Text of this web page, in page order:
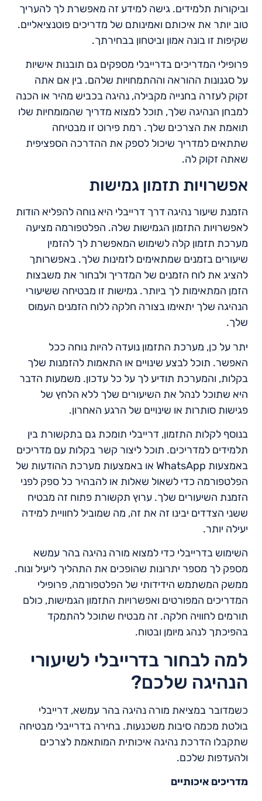
וביקורות תלמידים. גישה למידע זה מאפשרת לך להעריך
טוב יותר את איכותם ואמינותם של מדריכים פוטנציאליים.
שקיפות זו בונה אמון וביטחון בבחירתך.
פרופילי המדריכים בדרייבלי מספקים גם תובנות אישיות
על סגנונות ההוראה וההתמחויות שלהם. בין אם אתה
זקוק לעזרה בחנייה מקבילה, נהיגה בכביש מהיר או הכנה
למבחן הנהיגה שלך, תוכל למצוא מדריך שהמומחיות שלו
תואמת את הצרכים שלך. רמת פירוט זו מבטיחה
שתתאים למדריך שיכול לספק את ההדרכה הספציפית
שאתה זקוק לה.
אפשרויות תזמון גמישות
הזמנת שיעור נהיגה דרך דרייבלי היא נוחה להפליא הודות
לאפשרויות התזמון הגמישות שלה. הפלטפורמה מציעה
מערכת תזמון קלה לשימוש המאפשרת לך להזמין
שיעורים בזמנים שמתאימים לזמינות שלך. באפשרותך
להציג את לוח הזמנים של המדריך ולבחור את משבצות
הזמן המתאימות לך ביותר. גמישות זו מבטיחה ששיעורי
הנהיגה שלך יתאימו בצורה חלקה ללוח הזמנים העמוס
שלך.
יתר על כן, מערכת התזמון נועדה להיות נוחה ככל
האפשר. תוכל לבצע שינויים או התאמות להזמנות שלך
בקלות, והמערכת תודיע לך על כל עדכון. משמעות הדבר
היא שתוכל לנהל את השיעורים שלך ללא הלחץ של
פגישות סותרות או שינויים של הרגע האחרון.
בנוסף לקלות התזמון, דרייבלי תומכת גם בתקשורת בין
תלמידים למדריכים. תוכל ליצור קשר בקלות עם מדריכים
באמצעות WhatsApp או באמצעות מערכת ההודעות של
הפלטפורמה כדי לשאול שאלות או להבהיר כל ספק לפני
הזמנת השיעורים שלך. ערוץ תקשורת פתוח זה מבטיח
ששני הצדדים יבינו זה את זה, מה שמוביל לחוויית למידה
יעילה יותר.
השימוש בדרייבלי כדי למצוא מורה נהיגה בהר עמשא
מספק לך מספר יתרונות שהופכים את התהליך ליעיל ונוח.
ממשק המשתמש הידידותי של הפלטפורמה, פרופילי
המדריכים המפורטים ואפשרויות התזמון הגמישות, כולם
תורמים לחוויה חלקה. זה מבטיח שתוכל להתמקד
בהפיכתך לנהג מיומן ובטוח.
למה לבחור בדרייבלי לשיעורי
הנהיגה שלכם?
כשמדובר במציאת מורה נהיגה בהר עמשא, דרייבלי
בולטת מכמה סיבות משכנעות. בחירה בדרייבלי מבטיחה
שתקבלו הדרכת נהיגה איכותית המותאמת לצרכים
ולהעדפות שלכם.
מדריכים איכותיים